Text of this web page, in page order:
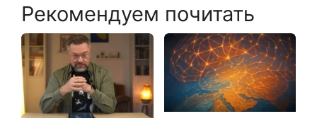
Рекомендуем почитать